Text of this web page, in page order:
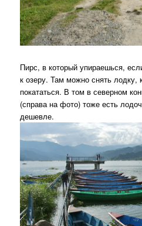
Пирс, в который упираешься,
к озеру. Там можно снять лодку,
покататься. В том в северном
(справа на фото) тоже есть
дешевле.